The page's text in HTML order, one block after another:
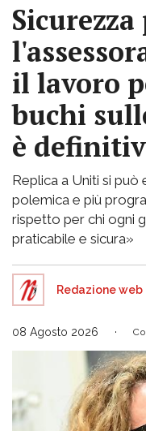
il lavoro
buchi
è
Replica a Uniti si può
polemica e più
rispetto per chi ogni
praticabile e sicura»
Redazione web
08 Agosto 2026